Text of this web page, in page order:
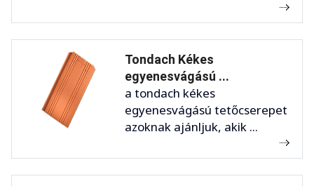
Tondach Kékes
egyenesvágású ...
a tondach kékes
egyenesvágású tetőcserepet
azoknak ajánljuk, akik ...